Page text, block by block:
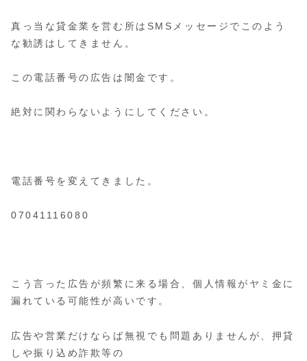
真っ当な貸金業を営む所はSMSメッセージでこのよう
な勧誘はしてきません。
この電話番号の広告は闇金です。
絶対に関わらないようにしてください。
電話番号を変えてきました。
07041116080
こう言った広告が頻繁に来る場合、個人情報がヤミ金に
漏れている可能性が高いです。
広告や営業だけならば無視でも問題ありませんが、押貸
しや振り込め詐欺等の